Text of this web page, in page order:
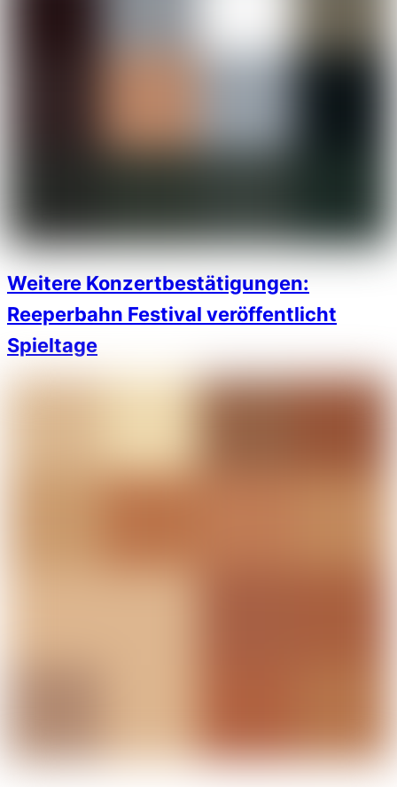
Weitere Konzertbestätigungen:
Reeperbahn Festival veröffentlicht
Spieltage